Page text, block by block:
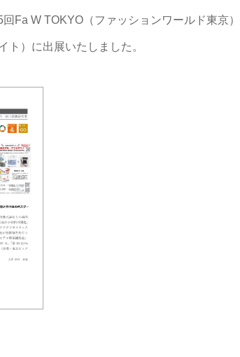
Fa W TOKYO（ファッションワールド東京
ト）に出展いたしました。